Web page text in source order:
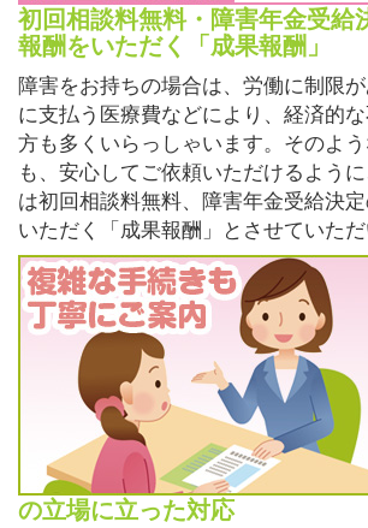
初回相談料無料・障害年金受給
報酬をいただく「成果報酬」
障害をお持ちの場合は、労働に制限
に支払う医療費などにより、経済的
方も多くいらっしゃいます。そのよ
も、安心してご依頼いただけるよう
は初回相談料無料、障害年金受給決
いただく「成果報酬」とさせていただ
の立場に立った対応